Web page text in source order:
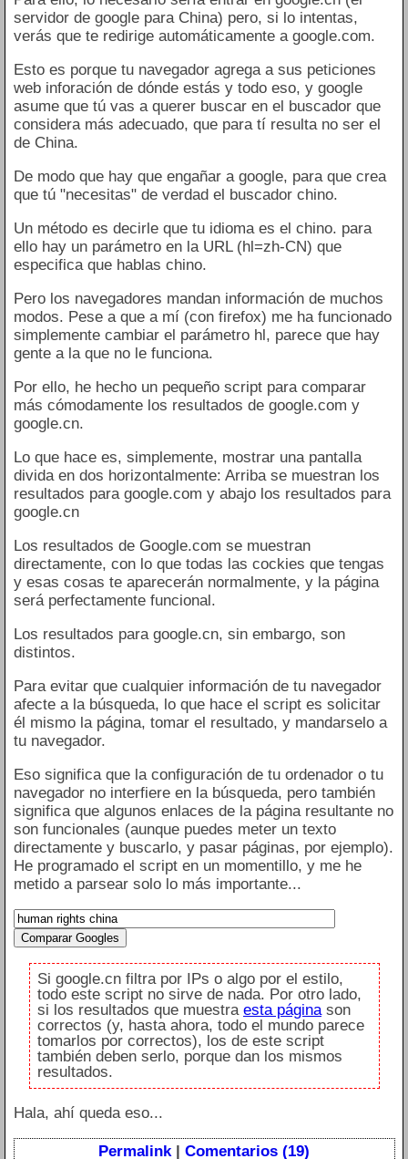
servidor de google para China) pero, si lo intentas,
verás que te redirige automáticamente a google.com.
Esto es porque tu navegador agrega a sus peticiones
web inforación de dónde estás y todo eso, y google
asume que tú vas a querer buscar en el buscador que
considera más adecuado, que para tí resulta no ser el
de China.
De modo que hay que engañar a google, para que crea
que tú "necesitas" de verdad el buscador chino.
Un método es decirle que tu idioma es el chino. para
ello hay un parámetro en la URL (hl=zh-CN) que
especifica que hablas chino.
Pero los navegadores mandan información de muchos
modos. Pese a que a mí (con firefox) me ha funcionado
simplemente cambiar el parámetro hl, parece que hay
gente a la que no le funciona.
Por ello, he hecho un pequeño script para comparar
más cómodamente los resultados de google.com y
google.cn.
Lo que hace es, simplemente, mostrar una pantalla
divida en dos horizontalmente: Arriba se muestran los
resultados para google.com y abajo los resultados para
google.cn
Los resultados de Google.com se muestran
directamente, con lo que todas las cockies que tengas
y esas cosas te aparecerán normalmente, y la página
será perfectamente funcional.
Los resultados para google.cn, sin embargo, son
distintos.
Para evitar que cualquier información de tu navegador
afecte a la búsqueda, lo que hace el script es solicitar
él mismo la página, tomar el resultado, y mandarselo a
tu navegador.
Eso significa que la configuración de tu ordenador o tu
navegador no interfiere en la búsqueda, pero también
significa que algunos enlaces de la página resultante no
son funcionales (aunque puedes meter un texto
directamente y buscarlo, y pasar páginas, por ejemplo).
He programado el script en un momentillo, y me he
metido a parsear solo lo más importante...
Si google.cn filtra por IPs o algo por el estilo,
todo este script no sirve de nada. Por otro lado,
si los resultados que muestra esta páginason
correctos (y, hasta ahora, todo el mundo parece
tomarlos por correctos), los de este script
también deben serlo, porque dan los mismos
resultados.
Hala, ahí queda eso...
Permalink | Comentarios (19)